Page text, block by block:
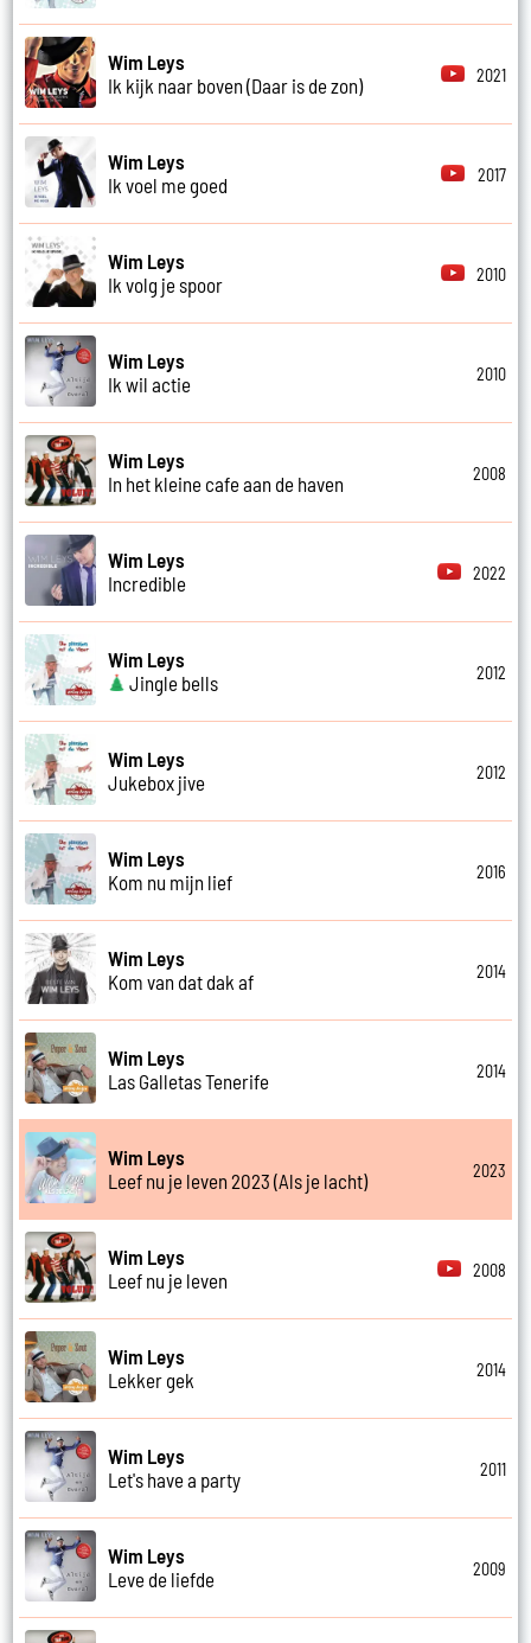
Wim Leys
Ik kijk naar boven (Daar is de zon)
2021
Wim Leys
Ik voel me goed
2017
Wim Leys
Ik volg je spoor
2010
Wim Leys
Ik wil actie
2010
Wim Leys
In het kleine cafe aan de haven
2008
Wim Leys
Incredible
2022
Wim Leys
Jingle bells
2012
Wim Leys
Jukebox jive
2012
Wim Leys
Kom nu mijn lief
2016
Wim Leys
Kom van dat dak af
2014
Wim Leys
Las Galletas Tenerife
2014
Wim Leys
Leef nu je leven 2023 (Als je lacht)
2023
Wim Leys
Leef nu je leven
2008
Wim Leys
Lekker gek
2014
Wim Leys
Let's have a party
2011
Wim Leys
Leve de liefde
2009